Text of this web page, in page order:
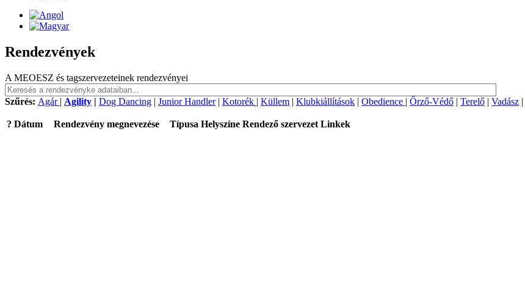
Rendezvények
A MEOESZ és tagszervezeteinek rendezvényei
Szűrés: Agár | Agility | Dog Dancing | Junior Handler| Kotorék | Küllem | Klubkiállítások | Obedience | Őrző-Védő | Terelő | Vadász |
? Dátum Rendezvény megnevezése Típusa Helyszíne Rendező szervezet Linkek